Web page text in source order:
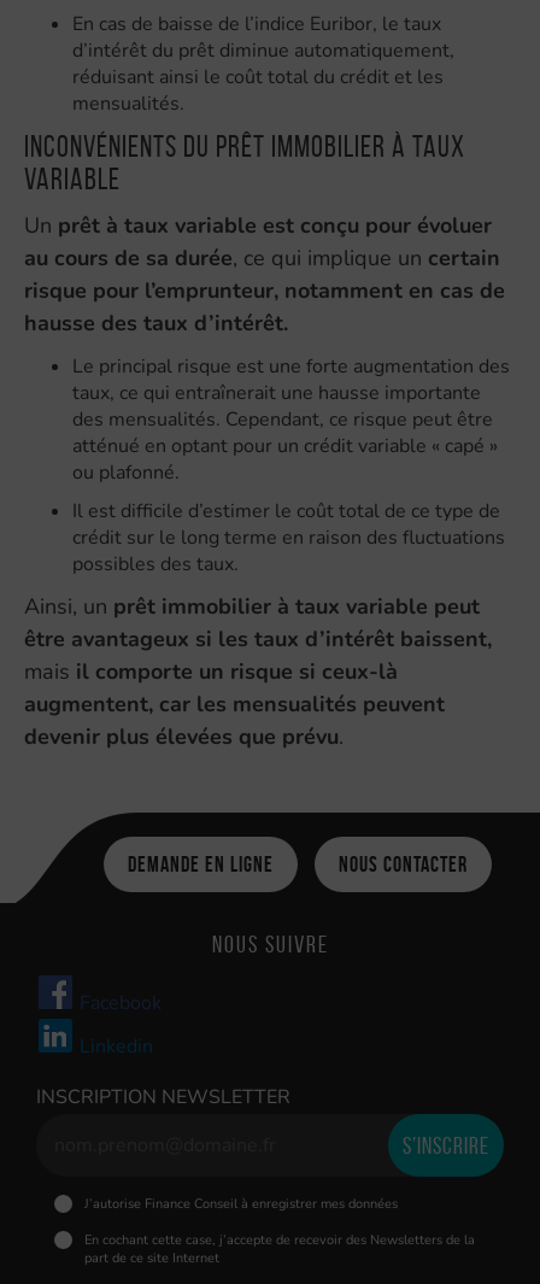
En cas de baisse de l’indice Euribor, le taux
d’intérêt du prêt diminue automatiquement,
réduisant ainsi le coût total du crédit et les
mensualités.
Inconvénients du prêt immobilier à taux
variable
Un prêt à taux variable est conçu pour évoluer
au cours de sa durée, ce qui implique un certain
risque pour l’emprunteur, notamment en cas de
hausse des taux d’intérêt.
Le principal risque est une forte augmentation des
taux, ce qui entraînerait une hausse importante
des mensualités. Cependant, ce risque peut être
atténué en optant pour un crédit variable « capé »
ou plafonné.
Il est difficile d’estimer le coût total de ce type de
crédit sur le long terme en raison des fluctuations
possibles des taux.
Ainsi, un prêt immobilier à taux variable peut
être avantageux si les taux d’intérêt baissent,
mais il comporte un risque si ceux-là
augmentent, car les mensualités peuvent
devenir plus élevées que prévu.
Demande en ligne Nous contacter
Nous suivre
Facebook
Linkedin
INSCRIPTION NEWSLETTER
J’autorise Finance Conseil à enregistrer mes données
En cochant cette case, j’accepte de recevoir des Newsletters de la
part de ce site Internet